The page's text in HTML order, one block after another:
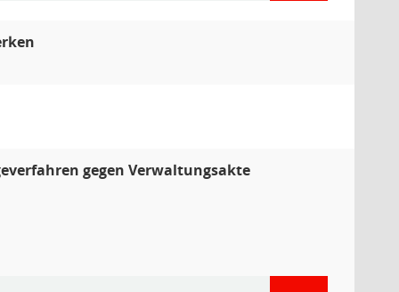
gegen Verwaltungsakte